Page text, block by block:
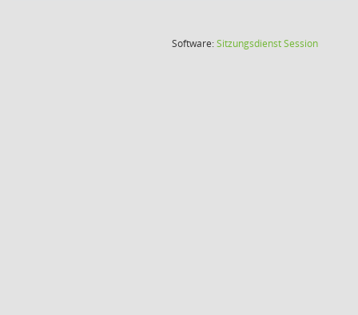
Software:SitzungsdienstSession(Wird in